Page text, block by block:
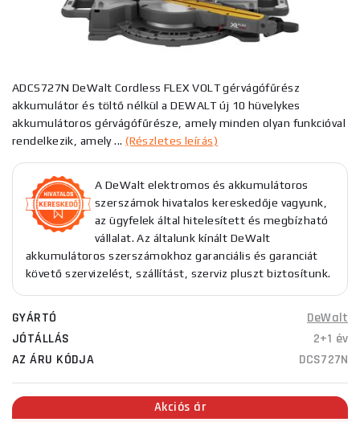
ADCS727N DeWalt Cordless FLEX VOLT gérvágófűrész
akkumulátor és töltő nélkül a DEWALT új 10 hüvelykes
akkumulátoros gérvágófűrésze, amely minden olyan funkcióval
rendelkezik, amely ...(Részletes leírás)
A DeWalt elektromos és akkumulátoros
szerszámok hivatalos kereskedője vagyunk,
az ügyfelek által hitelesített és megbízható
vállalat. Az általunk kínált DeWalt
akkumulátoros szerszámokhoz garanciális és garanciát
követő szervizelést, szállítást, szerviz pluszt biztosítunk.
GYÁRTÓ
DeWalt
JÓTÁLLÁS
2+1 év
AZ ÁRU KÓDJA
DCS727N
Akciós ár